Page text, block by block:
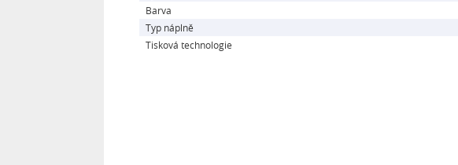
Barva
Typ náplně
Tisková technologie